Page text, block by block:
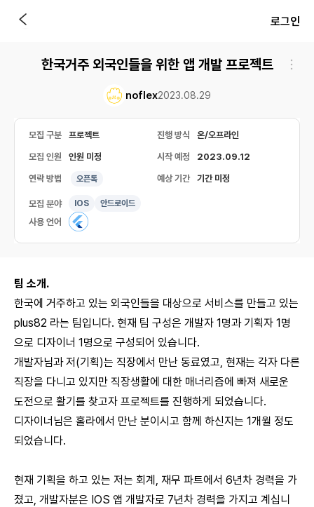
로그인
한국거주 외국인들을 위한 앱 개발 프로젝트
noflex2023.08.29
모집 구분 프로젝트 진행 방식 온/오프라인
모집 인원 인원 미정 시작 예정 2023.09.12
연락 방법 오픈톡 예상 기간 기간 미정
모집 분야 IOS 안드로이드
사용 언어
팀 소개.
한국에 거주하고 있는 외국인들을 대상으로 서비스를 만들고 있는
plus82 라는 팀입니다. 현재 팀 구성은 개발자 1명과 기획자 1명
으로 디자이너 1명으로 구성되어 있습니다.
개발자님과 저(기획)는 직장에서 만난 동료였고, 현재는 각자 다른
직장을 다니고 있지만 직장생활에 대한 매너리즘에 빠져 새로운
도전으로 활기를 찾고자 프로젝트를 진행하게 되었습니다.
디자이너님은 홀라에서 만난 분이시고 함께 하신지는 1개월 정도
되었습니다.
현재 기획을 하고 있는 저는 회계, 재무 파트에서 6년차 경력을 가
졌고, 개발자분은 IOS 앱 개발자로 7년차 경력을 가지고 계십니